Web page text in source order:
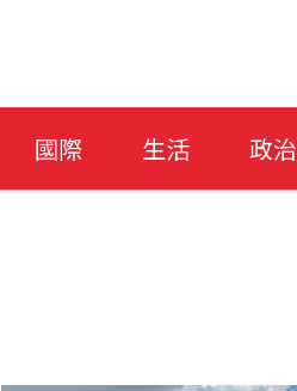
國際 生活 政治